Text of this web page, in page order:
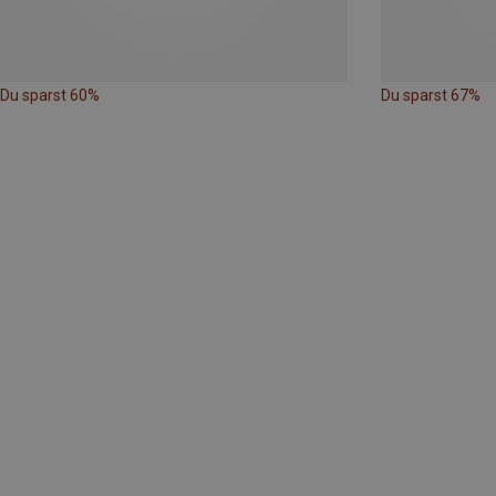
Du sparst 60% Du sparst 67%